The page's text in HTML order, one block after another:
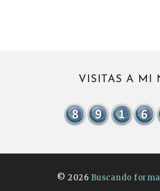
VISITAS A MI
©2026 Buscando